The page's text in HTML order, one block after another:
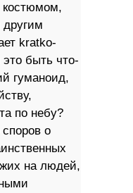
kratko-
быть что-
гуманоид,
по небу?
о
на людей,